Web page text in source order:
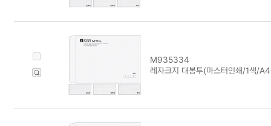
M935334
레자크지 대봉투(마스터인쇄/1색/